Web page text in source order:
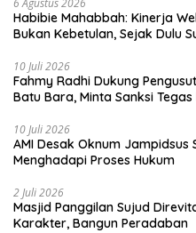
Habibie Mahabbah: Kinerja
Bukan Kebetulan, Sejak Dulu
10 Juli 2026
Fahmy Radhi Dukung
Batu Bara, Minta Sanksi
10 Juli 2026
AMI Desak Oknum
Menghadapi Proses Hukum
2 Juli 2026
Masjid Panggilan Sujud
Karakter, Bangun Peradaban